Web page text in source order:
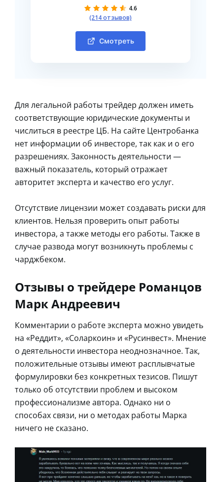
4.6
(214 отзывов)
Смотреть
Для легальной работы трейдер должен иметь
соответствующие юридические документы и
числиться в реестре ЦБ. На сайте Центробанка
нет информации об инвесторе, так как и о его
разрешениях. Законность деятельности —
важный показатель, который отражает
авторитет эксперта и качество его услуг.
Отсутствие лицензии может создавать риски для
клиентов. Нельзя проверить опыт работы
инвестора, а также методы его работы. Также в
случае развода могут возникнуть проблемы с
чарджбеком.
Отзывы о трейдере Романцов
Марк Андреевич
Комментарии о работе эксперта можно увидеть
на «Реддит», «Соларкоин» и «Русинвест». Мнение
о деятельности инвестора неоднозначное. Так,
положительные отзывы имеют расплывчатые
формулировки без конкретных тезисов. Пишут
только об отсутствии проблем и высоком
профессионализме автора. Однако ни о
способах связи, ни о методах работы Марка
ничего не сказано.